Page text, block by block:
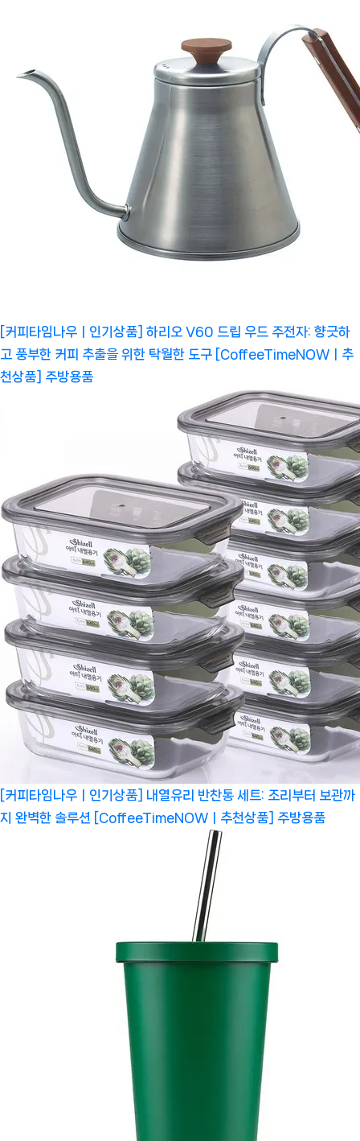
[커피타임나우ㅣ인기상품] 하리오 V60 드립 우드 주전자: 향긋하
고 풍부한 커피 추출을 위한 탁월한 도구 [CoffeeTimeNOWㅣ추
천상품] 주방용품
[커피타임나우ㅣ인기상품] 내열유리 반찬통 세트: 조리부터 보관까
지 완벽한 솔루션 [CoffeeTimeNOWㅣ추천상품] 주방용품